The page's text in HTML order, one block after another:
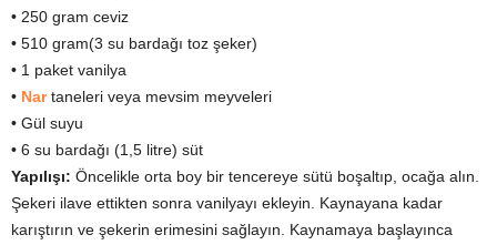
• 250 gram ceviz
• 510 gram(3 su bardağı toz şeker)
• 1 paket vanilya
• Nartaneleri veya mevsim meyveleri
• Gül suyu
• 6 su bardağı (1,5 litre) süt
Yapılışı: Öncelikle orta boy bir tencereye sütü boşaltıp, ocağa alın.
Şekeri ilave ettikten sonra vanilyayı ekleyin. Kaynayana kadar
karıştırın ve şekerin erimesini sağlayın. Kaynamaya başlayınca